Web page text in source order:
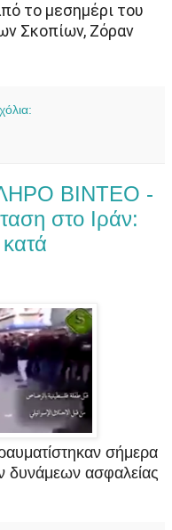
το μεσημέρι του
Σκοπίων, Ζόραν
ΒΙΝΤΕΟ -
στο Ιράν:
σήμερα
δυνάμεων ασφαλείας